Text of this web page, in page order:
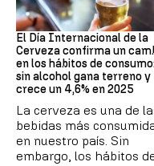
Día Internacional Cerveza
El Día Internacional de la
Cerveza confirma un
en los hábitos de
sin alcohol gana terreno y
crece un 4,6% en 2025
La cerveza es una de
bebidas más
en nuestro país. Sin
embargo, los hábitos